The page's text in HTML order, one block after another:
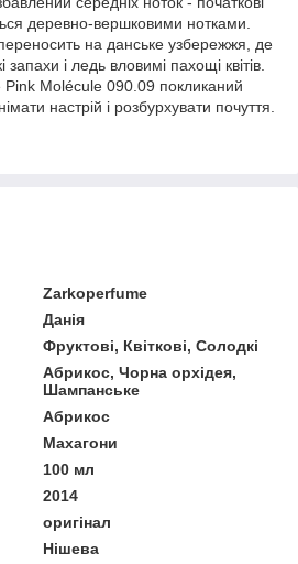
деревно-вершковими нотками.
на данське узбережжя, де
запахи і ледь вловимі пахощі квітів.
Molécule 090.09 покликаний
настрій і розбурхувати почуття.
Zarkoperfume
Данія
Фруктові, Квіткові, Солодкі
Абрикос, Чорна орхідея,
Шампанське
Абрикос
Махагони
100 мл
2014
оригінал
Нішева